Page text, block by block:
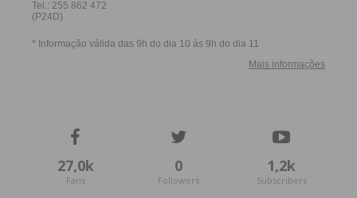
27,0k
Fans
0
Followers
1,2k
Subscribers